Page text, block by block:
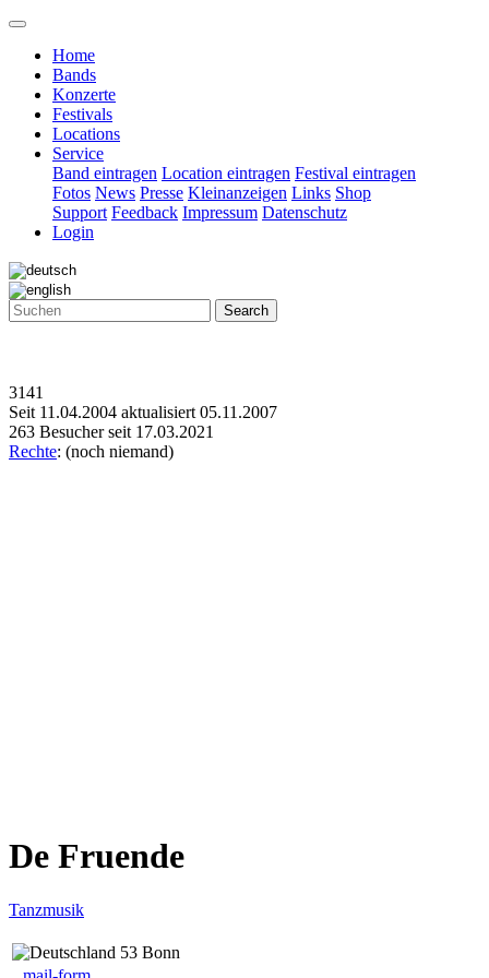
Home
Bands
Konzerte
Festivals
Locations
Service
Band eintragen Location eintragen Festival eintragen
Fotos News Presse Kleinanzeigen Links Shop
Support Feedback Impressum Datenschutz
Login
Search
3141
Seit 11.04.2004 aktualisiert 05.11.2007
263 Besucher seit 17.03.2021
Rechte: (noch niemand)
De Fruende
Tanzmusik
53 Bonn